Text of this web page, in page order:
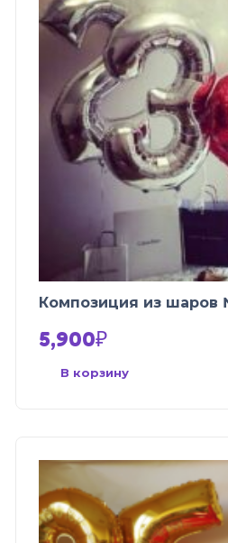
Композиция из шаров
5,900₽
В корзину